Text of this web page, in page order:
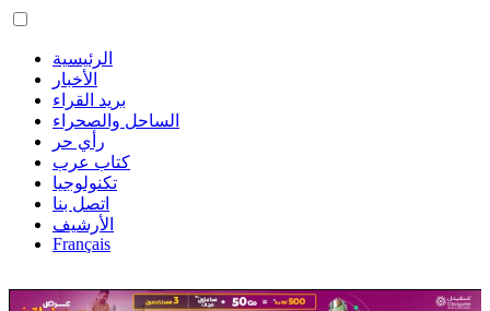
الرئيسية
الأخبار
بريد القراء
الساحل والصحراء
رأي حر
كتاب عرب
تكنولوجيا
اتصل بنا
الأرشيف
Français